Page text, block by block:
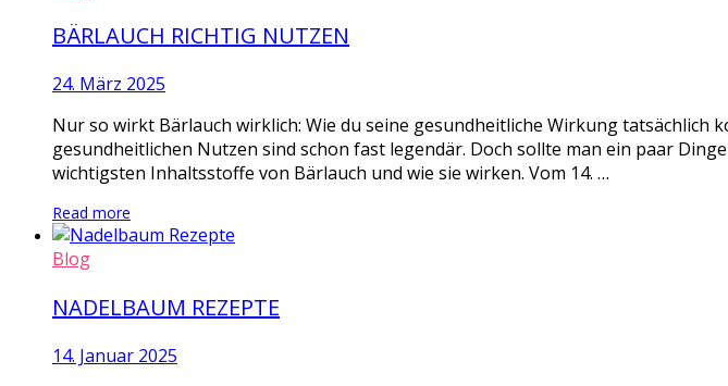
BÄRLAUCH RICHTIG NUTZEN
24. März 2025
Nur so wirkt Bärlauch wirklich: Wie du seine gesundheitliche Wirkung tatsächlich
gesundheitlichen Nutzen sind schon fast legendär. Doch sollte man ein paar
wichtigsten Inhaltsstoffe von Bärlauch und wie sie wirken. Vom 14. …
Read more
Blog
NADELBAUM REZEPTE
14. Januar 2025